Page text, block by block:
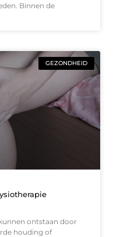
Binnen de
GEZONDHEID
ontstaan door
houding of